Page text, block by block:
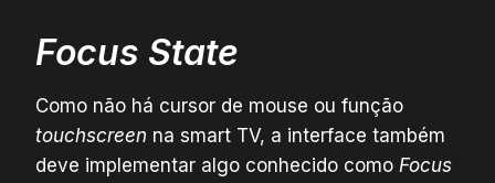
Focus State
Como não há cursor de mouse ou função
touchscreen na smart TV, a interface também
deve implementar algo conhecido comoFocus